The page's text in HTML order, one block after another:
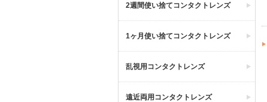
2週間使い捨てコンタクトレンズ
1ヶ月使い捨てコンタクトレンズ
乱視用コンタクトレンズ
遠近両用コンタクトレンズ